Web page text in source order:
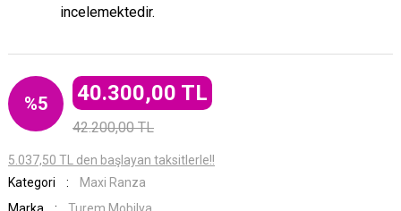
incelemektedir.
%5 40.300,00 TL
42.200,00 TL
5.037,50 TL den başlayan taksitlerle!!
Kategori
Maxi Ranza